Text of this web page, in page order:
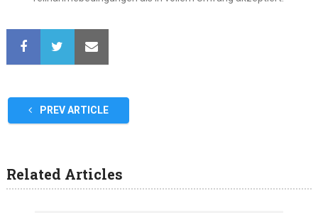
PREV ARTICLE
Related Articles